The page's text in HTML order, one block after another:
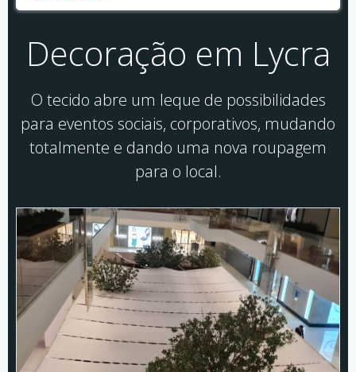
Decoração em Lycra
O tecido abre um leque de possibilidades
para eventos sociais, corporativos, mudando
totalmente e dando uma nova roupagem
para o local.